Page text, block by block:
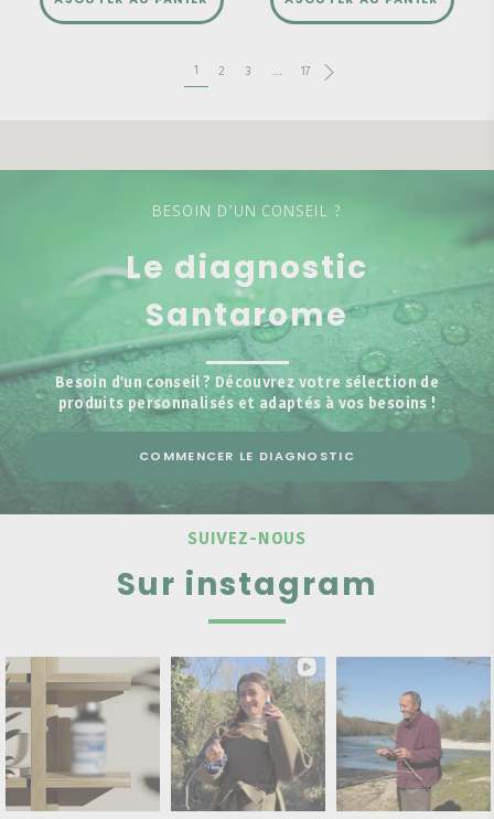
1 2 3 … 17
BESOIN D’UN CONSEIL ?
Le diagnostic
Santarome
Besoin d'un conseil ? Découvrez votre sélection de
produits personnalisés et adaptés à vos besoins !
COMMENCER LE DIAGNOSTIC
SUIVEZ-NOUS
Sur instagram